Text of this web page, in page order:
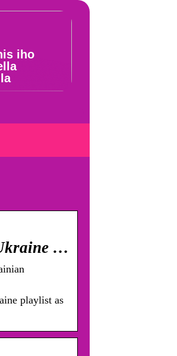
iho
…
playlist as